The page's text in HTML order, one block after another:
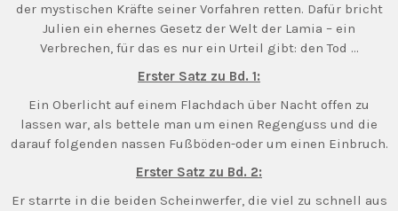
der mystischen Kräfte seiner Vorfahren retten. Dafür bricht
Julien ein ehernes Gesetz der Welt der Lamia – ein
Verbrechen, für das es nur ein Urteil gibt: den Tod …
Erster Satz zu Bd. 1:
Ein Oberlicht auf einem Flachdach über Nacht offen zu
lassen war, als bettele man um einen Regenguss und die
darauf folgenden nassen Fußböden-oder um einen Einbruch.
Erster Satz zu Bd. 2:
Er starrte in die beiden Scheinwerfer, die viel zu schnell aus